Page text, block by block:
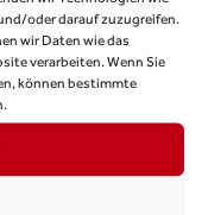
oder darauf zuzugreifen.
wir Daten wie das
verarbeiten. Wenn Sie
können bestimmte
2025